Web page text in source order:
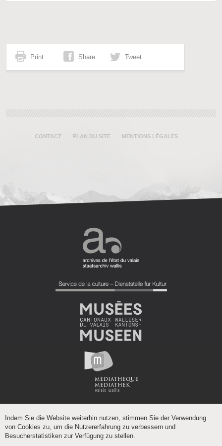
Print Share Tweet
CONTACT PLAN DU SITE MENTIONS LÉGALES
Indem Sie die Website weiterhin nutzen, stimmen Sie der Verwendung
von Cookies zu, um die Nutzererfahrung zu verbessern und
Besucherstatistiken zur Verfügung zu stellen.